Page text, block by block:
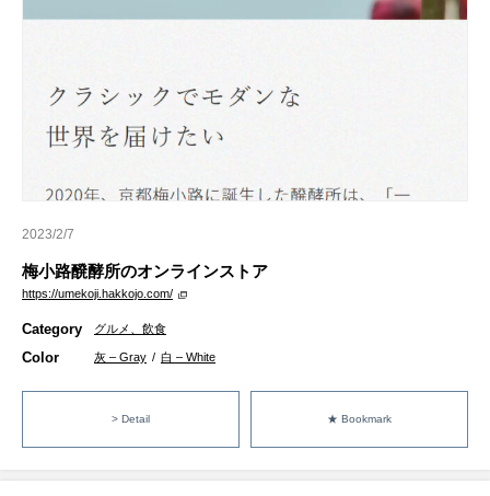
2023/2/7
梅小路醗酵所のオンラインストア
https://umekoji.hakkojo.com/
Category グルメ、飲食
Color 灰 – Gray / 白 – White
> Detail ★ Bookmark